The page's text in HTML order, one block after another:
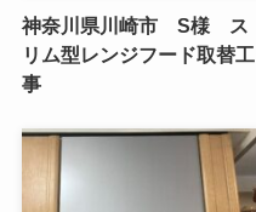
神奈川県川崎市 S様 ス
リム型レンジフード取替工
事